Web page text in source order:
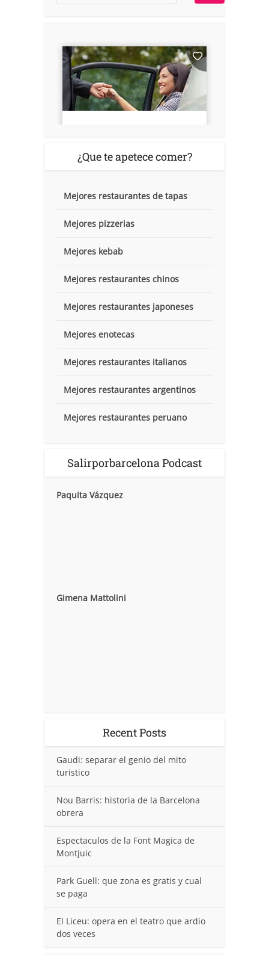
¿Que te apetece comer?
Mejores restaurantes de tapas
Mejores pizzerias
Mejores kebab
Mejores restaurantes chinos
Mejores restaurantes japoneses
Mejores enotecas
Mejores restaurantes italianos
Mejores restaurantes argentinos
Mejores restaurantes peruano
Salirporbarcelona Podcast
Paquita Vázquez
Gimena Mattolini
Recent Posts
Gaudi: separar el genio del mito
turistico
Nou Barris: historia de la Barcelona
obrera
Espectaculos de la Font Magica de
Montjuic
Park Guell: que zona es gratis y cual
se paga
El Liceu: opera en el teatro que ardio
dos veces